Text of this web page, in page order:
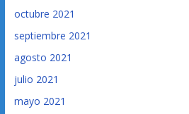
octubre 2021
septiembre 2021
agosto 2021
julio 2021
mayo 2021